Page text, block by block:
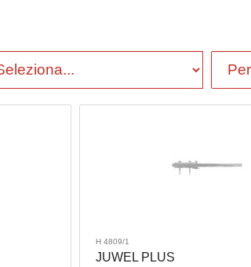
H 4809/1
JUWEL PLUS